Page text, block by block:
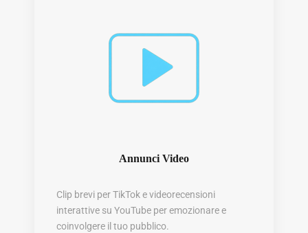
Annunci Video
Clip brevi per TikTok e videorecensioni
interattive su YouTube per emozionare e
coinvolgere il tuo pubblico.